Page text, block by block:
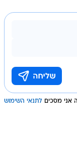
אני מסכים לתנאי השימוש